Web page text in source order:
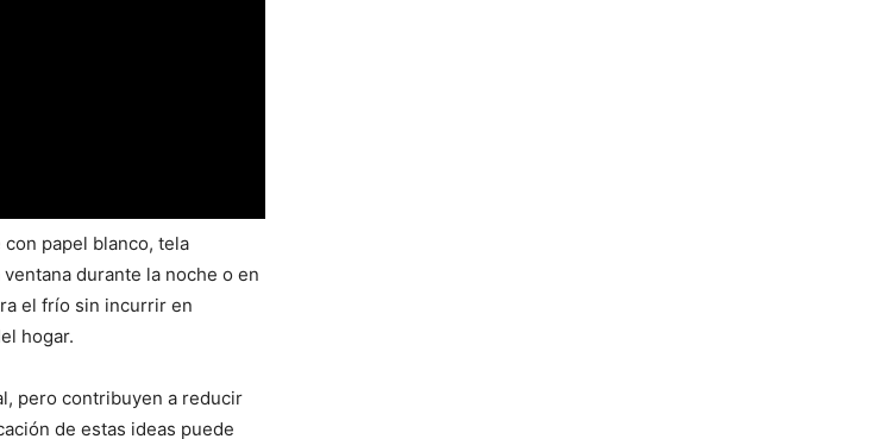
papel blanco, tela
durante la noche o en
el frío sin incurrir en
hogar.
pero contribuyen a reducir
de estas ideas puede